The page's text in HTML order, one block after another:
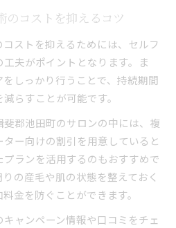
のコストを抑えるコツ
ストを抑えるためには、セルフ
夫がポイントとなります。ま
しっかり行うことで、持続期間
らすことが可能です。
郡池田町のサロンの中には、複
ー向けの割引を用意していると
ランを活用するのもおすすめで
の産毛や肌の状態を整えておく
金を防ぐことができます。
ャンペーン情報や口コミをチェ